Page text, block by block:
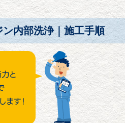
内部洗浄｜施工手順